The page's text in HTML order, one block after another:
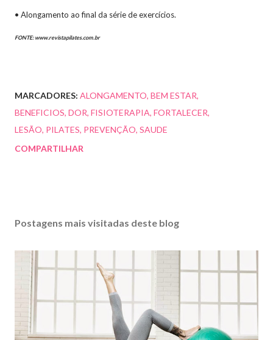
• Alongamento ao final da série de exercícios.
FONTE: www.revistapilates.com.br
MARCADORES: ALONGAMENTO BEM ESTAR
BENEFICIOS DOR FISIOTERAPIA FORTALECER
LESÃO PILATES PREVENÇÃO SAUDE
COMPARTILHAR
Postagens mais visitadas deste blog